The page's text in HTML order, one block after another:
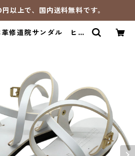
以上で、国内送料無料です。
修道院サンダル ヒル
道院製品のお店